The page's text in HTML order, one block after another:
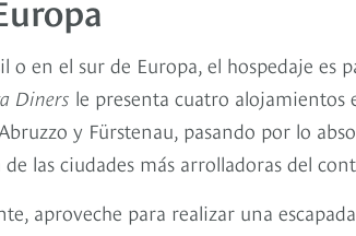
o en el sur de Europa, el hospedaje es
Diners le presenta cuatro
y Fürstenau, pasando por lo
las ciudades más arrolladoras del
aproveche para realizar una